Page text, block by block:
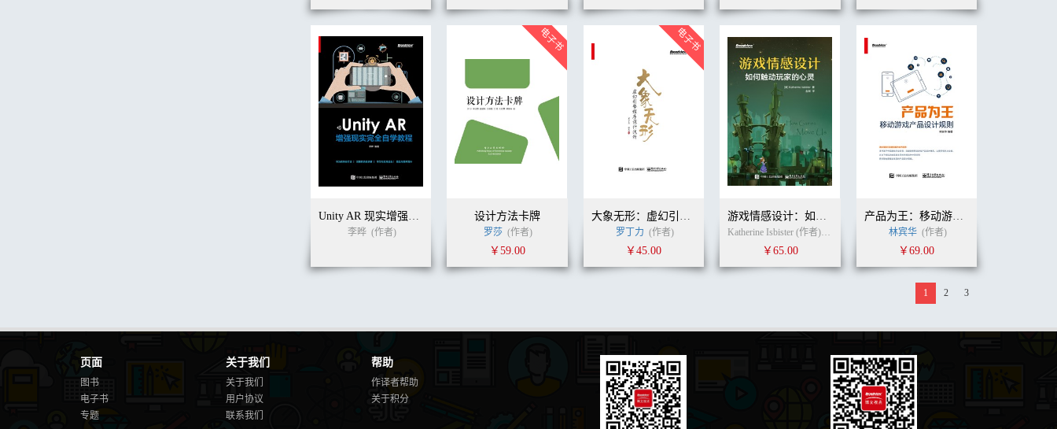
Unity AR 现实增强完全自学教程
李晔 (作者)
设计方法卡牌
罗莎 (作者)
￥59.00
大象无形：虚幻引擎程序设计浅析
罗丁力 (作者)
￥45.00
游戏情感设计：如何触动玩家的心灵
Katherine Isbister (作者)金潮
￥65.00
产品为王：移动游戏产品设计规则
林宾华 (作者)
￥69.00
1 2 3
页面
图书
电子书
专题
关于我们
关于我们
用户协议
联系我们
帮助
作译者帮助
关于积分